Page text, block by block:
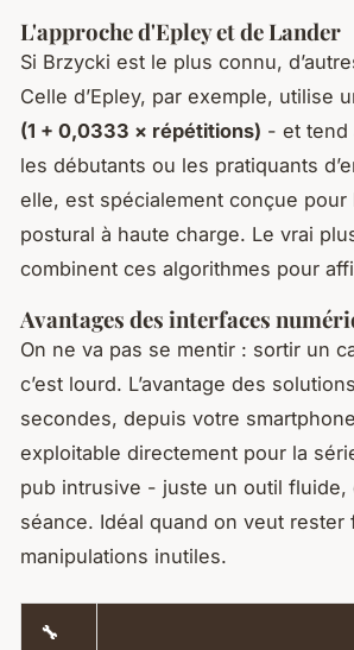
L'approche d'Epley et de Lander
Si Brzycki est le plus connu,
Celle d’Epley, par exemple, utilise
(1 + 0,0333 × répétitions) - et tend
les débutants ou les pratiquants
elle, est spécialement conçue
postural à haute charge. Le vrai
combinent ces algorithmes pour
Avantages des interfaces
On ne va pas se mentir : sortir un
c’est lourd. L’avantage des
secondes, depuis votre
exploitable directement pour la
pub intrusive - juste un outil fluide,
séance. Idéal quand on veut
manipulations inutiles.
🔧